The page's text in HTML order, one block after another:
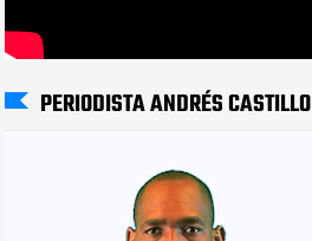
PERIODISTA ANDRÉS CASTILLO